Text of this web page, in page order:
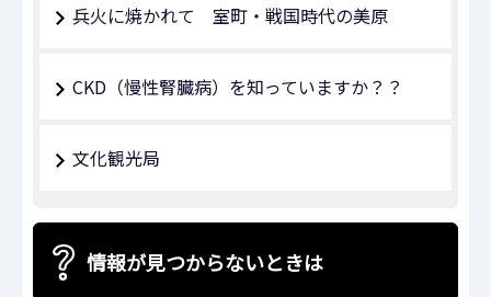
兵火に焼かれて 室町・戦国時代の美原
CKD（慢性腎臓病）を知っていますか？？
文化観光局
情報が見つからないときは